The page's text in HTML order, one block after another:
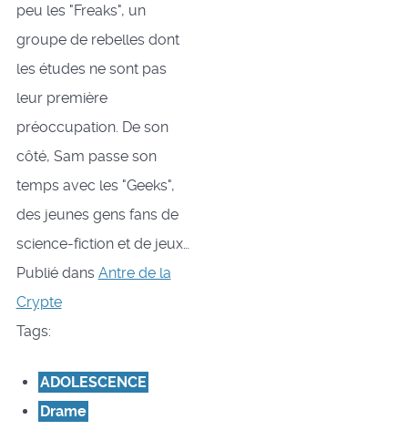
peu les "Freaks", un
groupe de rebelles dont
les études ne sont pas
leur première
préoccupation. De son
côté, Sam passe son
temps avec les "Geeks",
des jeunes gens fans de
science-fiction et de jeux…
Publié dans Antre de la
Crypte
Tags:
ADOLESCENCE
Drame